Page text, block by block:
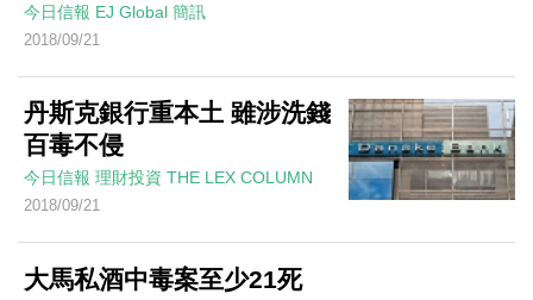
今日信報 EJ Global 簡訊
2018/09/21
丹斯克銀行重本土 雖涉洗錢
百毒不侵
今日信報 理財投資 THE LEX COLUMN
2018/09/21
大馬私酒中毒案至少21死